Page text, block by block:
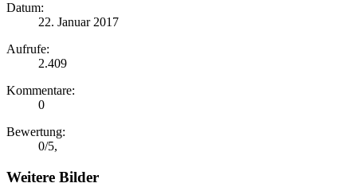
Datum:
22. Januar 2017
Aufrufe:
2.409
Kommentare:
0
Bewertung:
0/5,
Weitere Bilder